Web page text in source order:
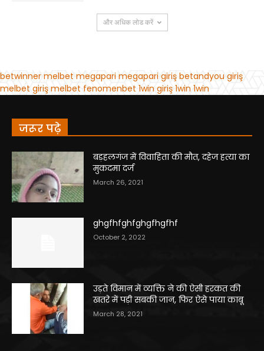
जरूर पढ़े
बड़हलगंज में विवाहिता की मौत, दहेज हत्या का
मुकदमा दर्ज
March 26, 2021
ghgfhfghfghgfhgfhf
October 2, 2022
उड़ते विमान में व्यक्ति ने की ऐसी हरकत की
खतरे में पड़ी सबकी जान, फिर ऐसे पाया काबू
March 28, 2021